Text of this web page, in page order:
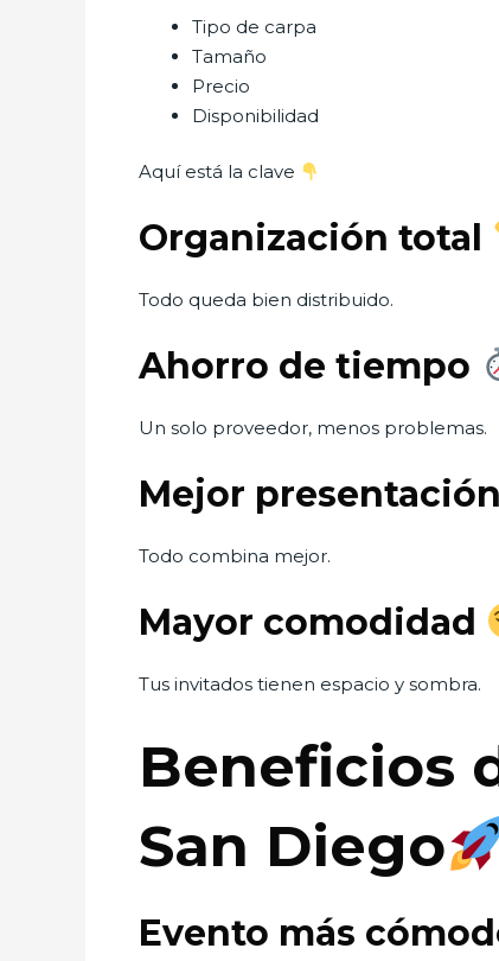
Tipo de carpa
Tamaño
Precio
Disponibilidad
Aquí está la clave
Organización total
Todo queda bien distribuido.
Ahorro de tiempo
Un solo proveedor, menos problemas.
Mejor presentación
Todo combina mejor.
Mayor comodidad
Tus invitados tienen espacio y sombra.
Beneficios
San Diego
Evento más